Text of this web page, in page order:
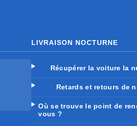
LIVRAISON NOCTURNE
Récupérer la voiture la
Retards et retours de
Où se trouve le point de
vous ?